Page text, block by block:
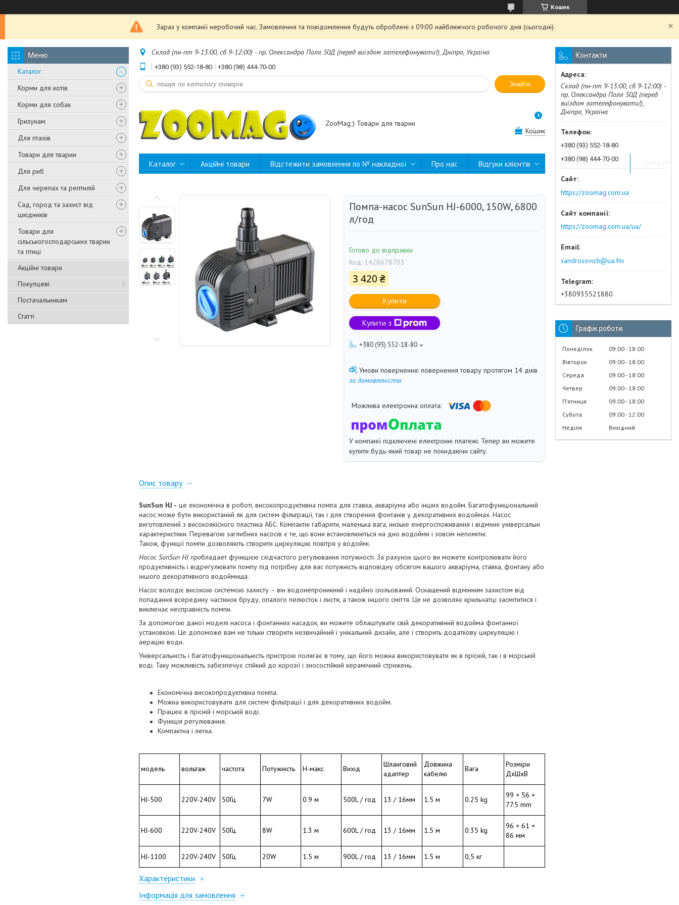
Кошик
Зараз у компанії неробочий час. Замовлення та повідомлення будуть оброблені з 09:00 найближчого робочого дня (сьогодні).
Каталог
Корми для котів
Корми для собак
Гризунам
Для птахів
Товари для тварин
Для риб
Для черепах та рептилій
Сад, город та захист від
шкідників
Товари для
сільськогосподарських тварин
та птиці
Акційні товари
Покупцеві
Постачальникам
Статті
Склад (пн-пт 9-13:00, сб 9-12:00) - пр. Олександра Поля 50Д (перед виїздом зателефонувати!), Дніпро, Україна
+380 (93) 552-18-80 +380 (98) 444-70-00
Знайти
ZooMag;) Товари для тварин
Кошик
Каталог Акційні товари Відстежити замовлення по № накладної Про нас Відгуки клієнтів Сертифікати якості Контакти
Помпа-насос SunSun HJ-6000, 150W, 6800
л/год
Готово до відправки
Код: 1428678703
3 420 ₴
Купити
Купити з
+380 (93) 552-18-80
повернення товару протягом 14 днів
за домовленістю
У компанії підключені електронні платежі. Тепер ви можете
купити будь-який товар не покидаючи сайту.
Опис товару
SunSun HJ - це економічна в роботі, високопродуктивна помпа для ставка, акваріума або інших водойм. Багатофункціональний
насос може бути використаний як для систем фільтрації, так і для створення фонтанів у декоративних водоймах. Насос
виготовлений з високоякісного пластика АБС. Компактні габарити, маленька вага, низьке енергоспоживання і відмінні універсальні
характеристики. Перевагою заглибних насосів є те, що вони встановлюються на дно водойми і зовсім непомітні.
Також, функції помпи дозволяють створити циркуляцію повітря у водоймі.
Насос SunSun HJ пробладает функцією східчастого регулювання потужності. За рахунок цього ви можете контролювати його
продуктивність і відрегулювати помпу під потрібну для вас потужність відповідну обсягом вашого акваріума, ставка, фонтану або
іншого декоративного водоймища.
Насос володіє високою системою захисту – він водонепроникний і надійно ізольований. Оснащений відмінним захистом від
попадання всередину частинок бруду, опалого пелюсток і листя, а також іншого сміття. Це не дозволяє крильчатці засмітитися і
виключає несправність помпи.
За допомогою даної моделі насоса і фонтанних насадок, ви можете облаштувати свій декоративний водойма фонтанної
установкою. Це допоможе вам не тільки створити незвичайний і унікальний дизайн, але і створить додаткову циркуляцію і
аерацію води.
Універсальність і багатофункціональність пристрою полягає в тому, що його можна використовувати як в прісній, так і в морській
воді. Таку можливість забезпечує стійкий до корозії і зносостійкий керамічний стрижень.
Економічна високопродуктивна помпа.
Можна використовувати для систем фільтрації і для декоративних водойм.
Працює в прісній і морській воді.
Функція регулювання.
Компактна і легка.
модель вольтаж частота Потужність Н-макс Вихід
Шланговий
адаптер
Довжина
кабелю
Вага
Розміри
ДхШхВ
HJ-500 220V-240V 50Гц 7W 0.9 м 500L / год 13 / 16мм 1.5 м 0.25 kg
99 × 56 ×
77.5 mm
HJ-600 220V-240V 50Гц 8W 1.3 м 600L / год 13 / 16мм 1.5 м 0.35 kg
96 × 61 ×
86 мм
HJ-1100 220V-240V 50Гц 20W 1.5 м 900L / год 13 / 16мм 1.5 м 0,5 кг
Характеристики
Інформація для замовлення
Контакти
Склад (пн-пт 9-13:00, сб 9-12:00) -
пр. Олександра Поля 50Д (перед
виїздом зателефонувати!),
Дніпро, Україна
+380 (93) 552-18-80
+380 (98) 444-70-00
https://zoomag.com.ua
https://zoomag.com.ua/ua/
sandrosovich@ua.fm
+380935521880
Графік роботи
Понеділок 09:00 18:00
Вівторок
09:00 18:00
Середа
09:00 18:00
Четвер
09:00 18:00
Пʼятниця
09:00 18:00
Субота
09:00 12:00
Неділя
Вихідний